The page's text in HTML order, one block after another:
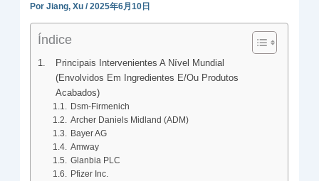
PorJiang, Xu/2025年6月10日
Índice
Principais Intervenientes A Nível Mundial
(envolvidos Em Ingredientes E/ou Produtos
Acabados)
Dsm-Firmenich
Archer Daniels Midland (ADM)
Bayer AG
Amway
Glanbia PLC
Pfizer Inc.